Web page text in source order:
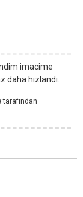
imacime
hızlandı.
tarafından